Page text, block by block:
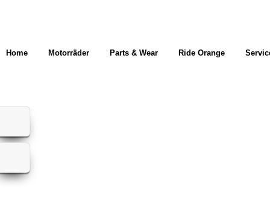
Home Motorräder Parts & Wear Ride Orange